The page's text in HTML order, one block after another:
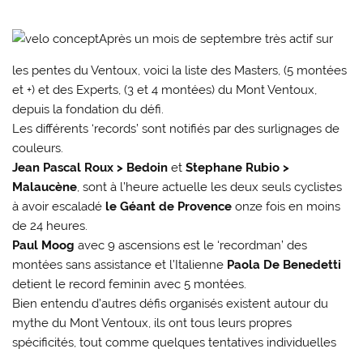
Après un mois de septembre très actif sur
les pentes du Ventoux, voici la liste des Masters, (5 montées
et +) et des Experts, (3 et 4 montées) du Mont Ventoux,
depuis la fondation du défi.
Les différents ‘records’ sont notifiés par des surlignages de
couleurs.
Jean Pascal Roux > Bedoin etStephane Rubio >
Malaucène, sont à l’heure actuelle les deux seuls cyclistes
à avoir escaladé le Géant de Provence onze fois en moins
de 24 heures.
Paul Moog avec 9 ascensions est le ‘recordman’ des
montées sans assistance et l’Italienne Paola De Benedetti
detient le record feminin avec 5 montées.
Bien entendu d’autres défis organisés existent autour du
mythe du Mont Ventoux, ils ont tous leurs propres
spécificités, tout comme quelques tentatives individuelles